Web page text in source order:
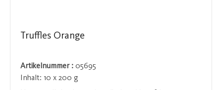
Truffles Orange
Artikelnummer : 05695
Inhalt: 10 x 200 g